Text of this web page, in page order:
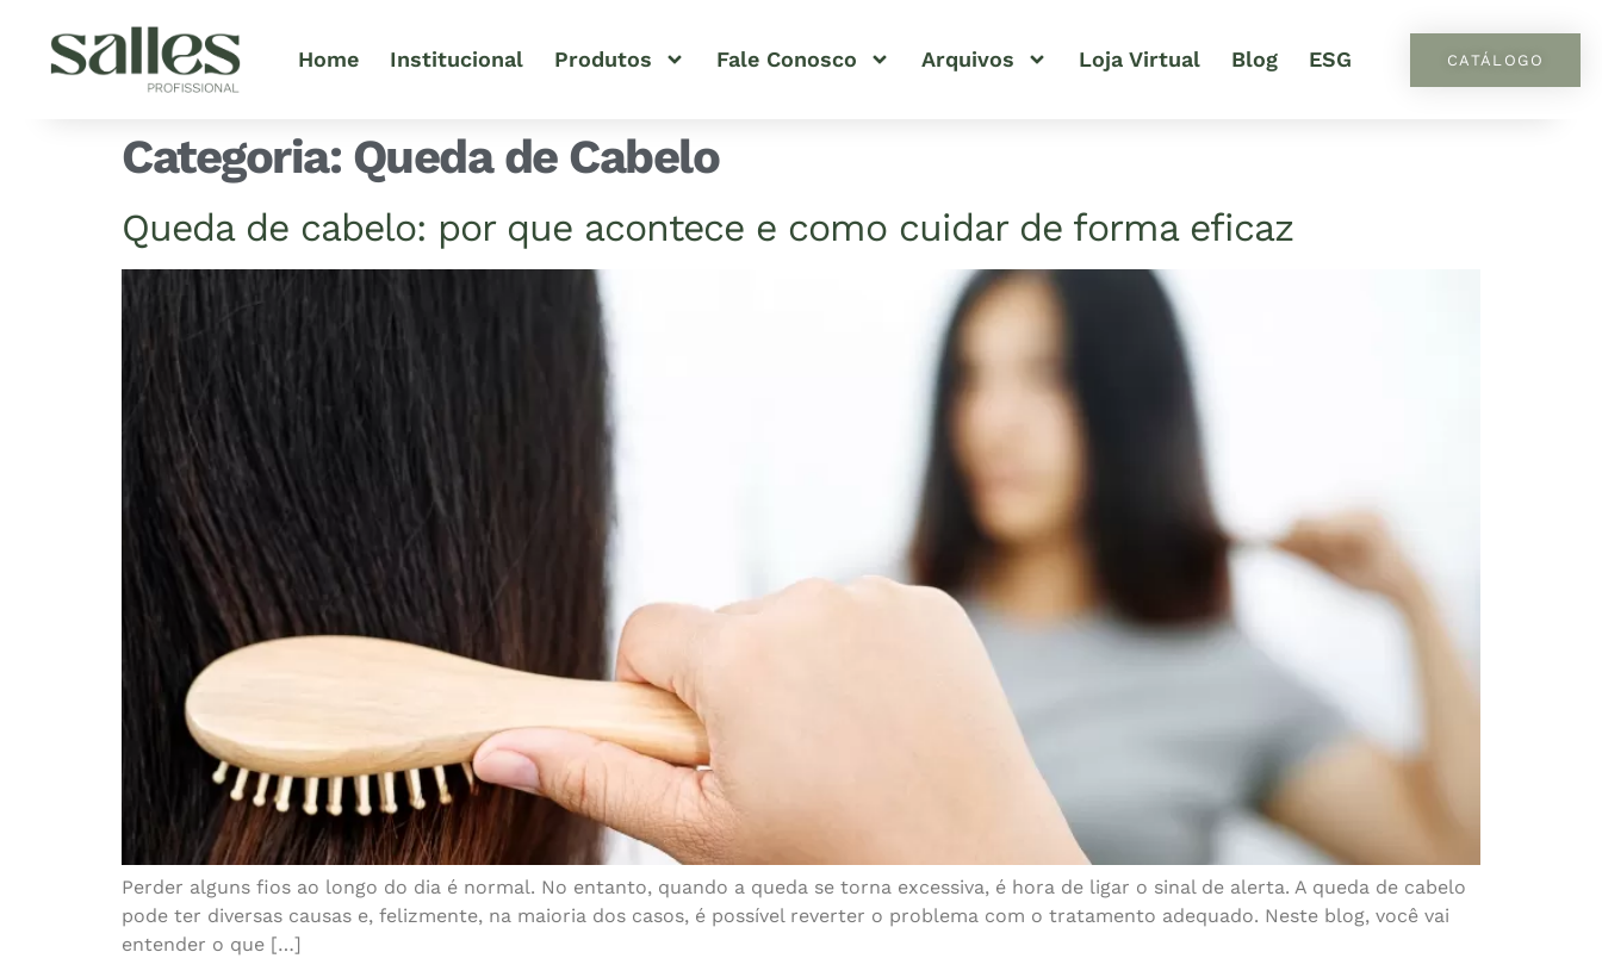
Home Institucional Produtos Fale Conosco Arquivos Loja Virtual Blog ESG CATÁLOGO
Categoria: Queda de Cabelo
Queda de cabelo: por que acontece e como cuidar de forma eficaz
Perder alguns fios ao longo do dia é normal. No entanto, quando a queda se torna excessiva, é hora de ligar o sinal de alerta. A queda de cabelo
pode ter diversas causas e, felizmente, na maioria dos casos, é possível reverter o problema com o tratamento adequado. Neste blog, você vai
entender o que […]